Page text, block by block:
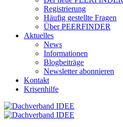
Registrierung
Häufig gestellte Fragen
Über PEERFINDER
Aktuelles
News
Informationen
Blogbeiträge
Newsletter abonnieren
Kontakt
Krisenhilfe